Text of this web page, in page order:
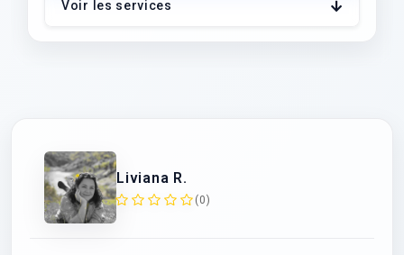
Voir les services
Liviana R.
(0)